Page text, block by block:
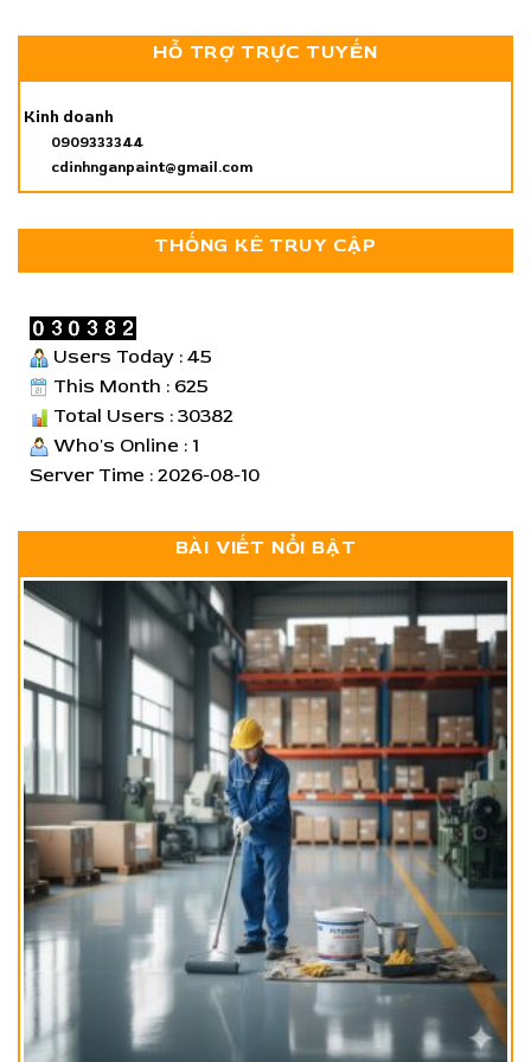
HỖ TRỢ TRỰC TUYẾN
Kinh doanh
0909333344
cdinhnganpaint@gmail.com
THỐNG KÊ TRUY CẬP
Users Today : 45
This Month : 625
Total Users : 30382
Who's Online : 1
Server Time : 2026-08-10
BÀI VIẾT NỔI BẬT